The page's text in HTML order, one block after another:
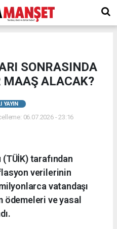
SONRASINDA
MAAŞ ALACAK?
YAYIN
06.07.2026 - 23:16
tarafından
verilerinin
vatandaşı
ödemeleri ve yasal